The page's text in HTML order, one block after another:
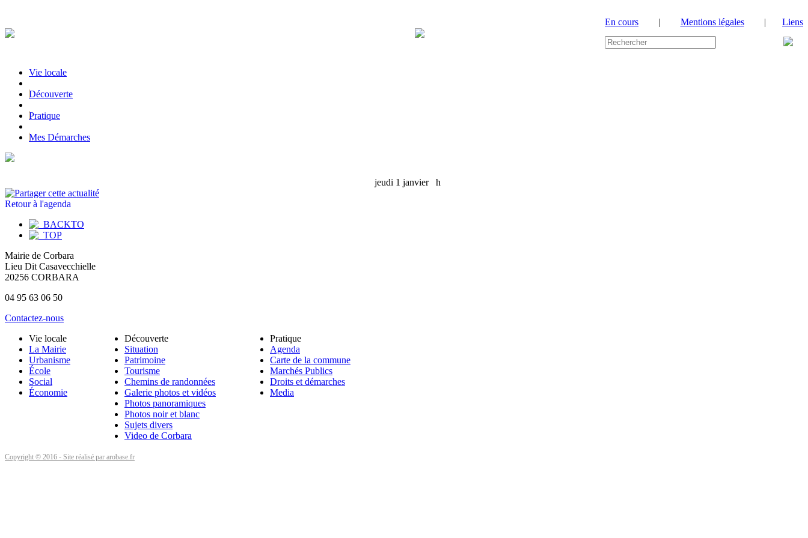
En cours | Mentions légales | Liens
Vie locale
|Découverte
|Pratique
|Mes Démarches
jeudi 1 janvierh
Retour à l'agenda
Mairie de Corbara
Lieu Dit Casavecchielle
20256 CORBARA
04 95 63 06 50
Contactez-nous
Vie locale
La Mairie
Urbanisme
École
Social
Économie
Découverte
Situation
Patrimoine
Tourisme
Chemins de randonnées
Galerie photos et vidéos
Photos panoramiques
Photos noir et blanc
Sujets divers
Video de Corbara
Pratique
Agenda
Carte de la commune
Marchés Publics
Droits et démarches
Media
Copyright © 2016 - Site réalisé par arobase.fr